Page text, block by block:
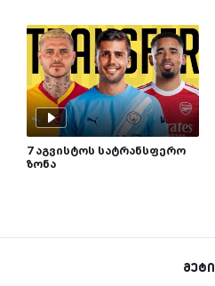
7 აგვისტოს სატრანსფერო
ზონა
მეტი